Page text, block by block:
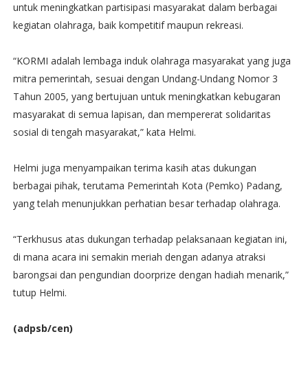
untuk meningkatkan partisipasi masyarakat dalam berbagai
kegiatan olahraga, baik kompetitif maupun rekreasi.
“KORMI adalah lembaga induk olahraga masyarakat yang juga
mitra pemerintah, sesuai dengan Undang-Undang Nomor 3
Tahun 2005, yang bertujuan untuk meningkatkan kebugaran
masyarakat di semua lapisan, dan mempererat solidaritas
sosial di tengah masyarakat,” kata Helmi.
Helmi juga menyampaikan terima kasih atas dukungan
berbagai pihak, terutama Pemerintah Kota (Pemko) Padang,
yang telah menunjukkan perhatian besar terhadap olahraga.
“Terkhusus atas dukungan terhadap pelaksanaan kegiatan ini,
di mana acara ini semakin meriah dengan adanya atraksi
barongsai dan pengundian doorprize dengan hadiah menarik,”
tutup Helmi.
(adpsb/cen)